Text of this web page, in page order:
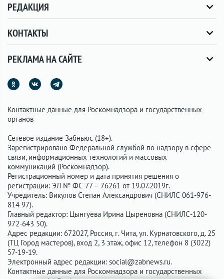
РЕДАКЦИЯ
КОНТАКТЫ
РЕКЛАМА НА САЙТЕ
Контактные данные для Роскомнадзора и государственных
органов
Сетевое издание Забньюс (18+).
Зарегистрировано Федеральной службой по надзору в сфере
связи, информационных технологий и массовых
коммуникаций (Роскомнадзор).
Регистрационный номер и дата принятия решения о
регистрации: ЭЛ № ФС 77 – 76261 от 19.07.2019г.
Учредитель: Викулов Степан Александрович (СНИЛС 061-976-
814 97).
Главный редактор: Цынгуева Ирина Цыреновна (СНИЛС-120-
972-643 50).
Адрес редакции: 672027, Россия, г. Чита, ул. Курнатовского, д. 25
(ТЦ Город мастеров), вход 2, 3 этаж, офис 12, телефон 8 (3022)
57-19-19.
Электронный адрес редакции: social@zabnews.ru.
Контактные данные для Роскомнадзора и государственных